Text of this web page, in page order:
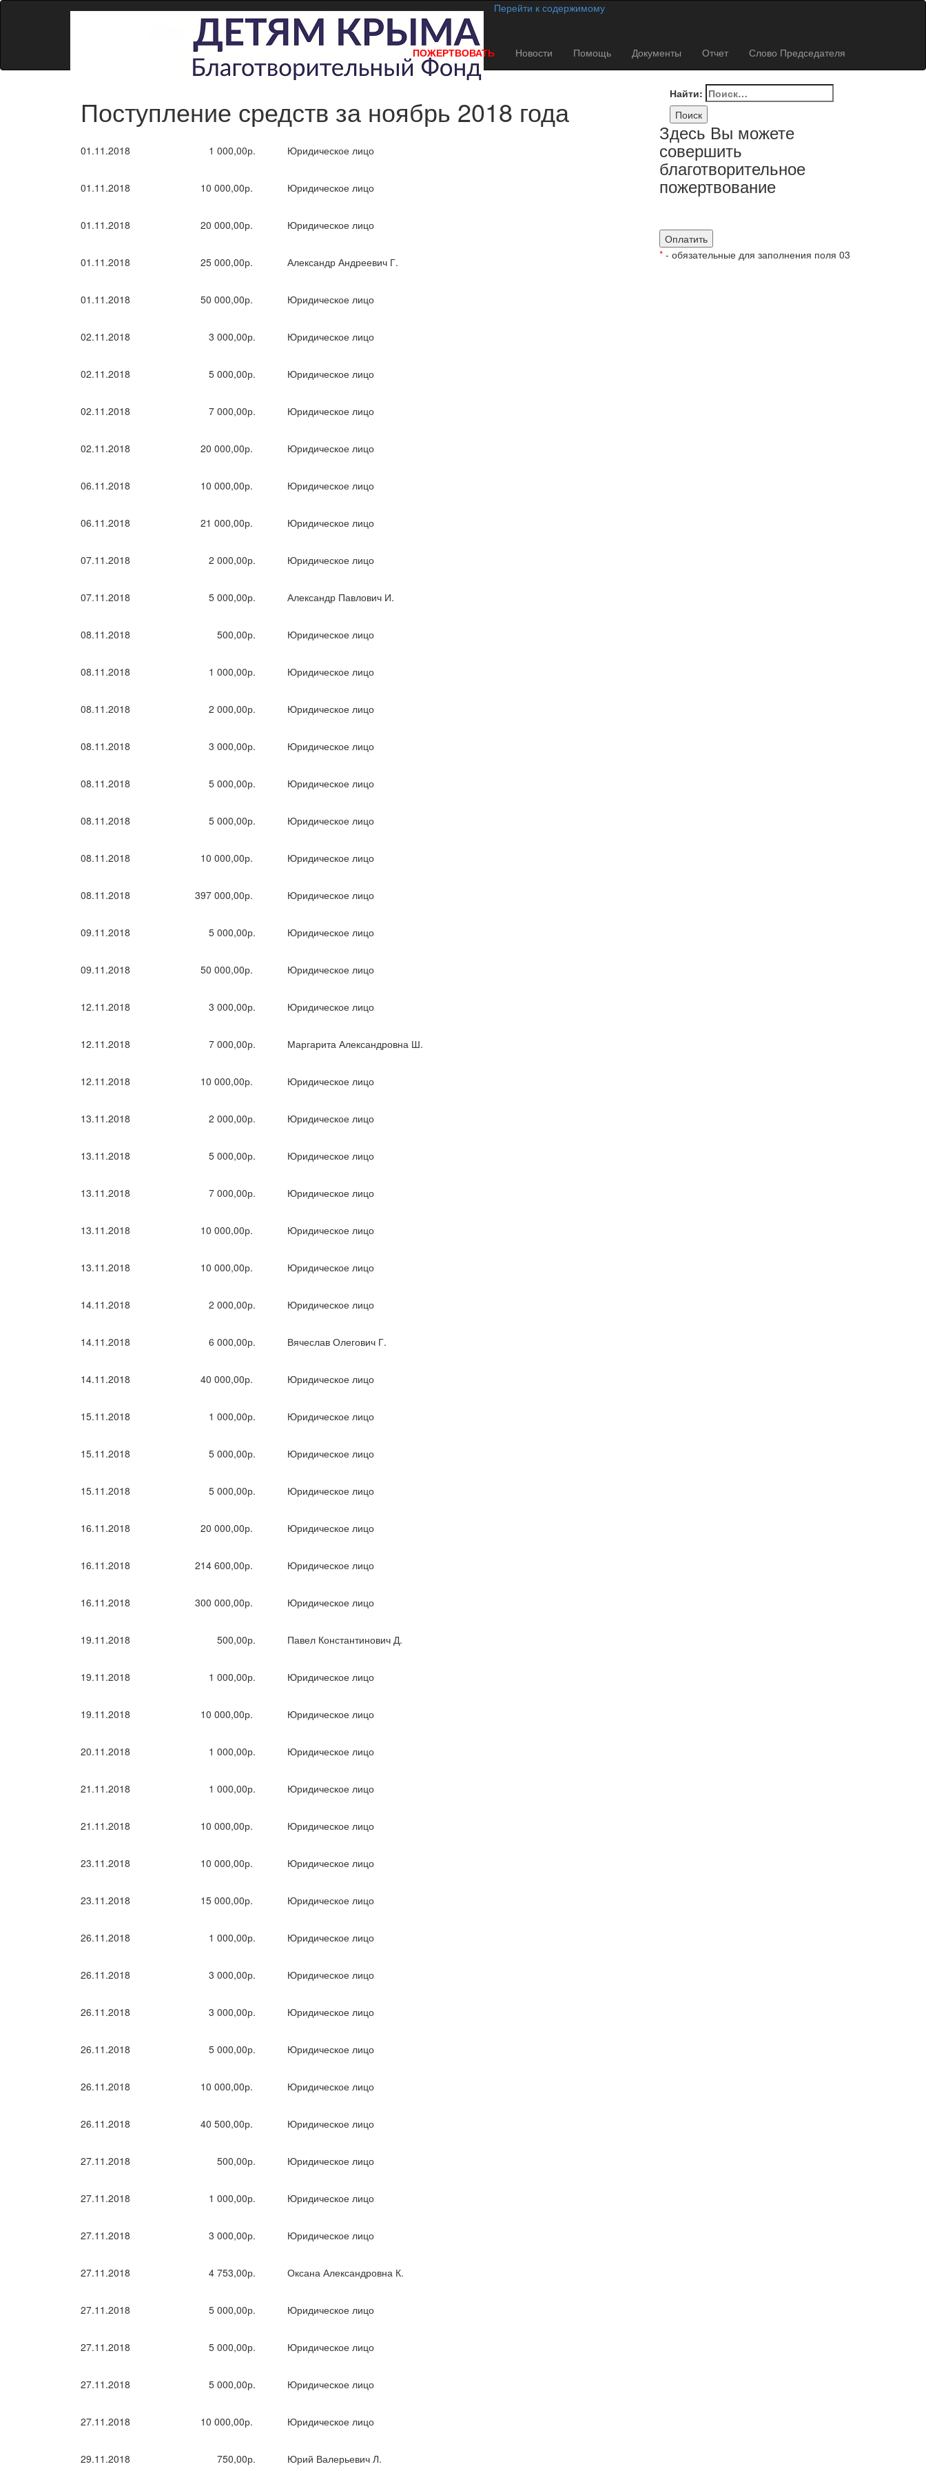
Перейти к содержимому
ПОЖЕРТВОВАТЬ Новости Помощь Документы Отчет Слово Председателя
Поступление средств за ноябрь 2018 года
01.11.2018 1 000,00р. Юридическое лицо
01.11.2018 10 000,00р. Юридическое лицо
01.11.2018 20 000,00р. Юридическое лицо
01.11.2018 25 000,00р. Александр Андреевич Г.
01.11.2018 50 000,00р. Юридическое лицо
02.11.2018 3 000,00р. Юридическое лицо
02.11.2018 5 000,00р. Юридическое лицо
02.11.2018 7 000,00р. Юридическое лицо
02.11.2018 20 000,00р. Юридическое лицо
06.11.2018 10 000,00р. Юридическое лицо
06.11.2018 21 000,00р. Юридическое лицо
07.11.2018 2 000,00р. Юридическое лицо
07.11.2018 5 000,00р. Александр Павлович И.
08.11.2018 500,00р. Юридическое лицо
08.11.2018 1 000,00р. Юридическое лицо
08.11.2018 2 000,00р. Юридическое лицо
08.11.2018 3 000,00р. Юридическое лицо
08.11.2018 5 000,00р. Юридическое лицо
08.11.2018 5 000,00р. Юридическое лицо
08.11.2018 10 000,00р. Юридическое лицо
08.11.2018 397 000,00р. Юридическое лицо
09.11.2018 5 000,00р. Юридическое лицо
09.11.2018 50 000,00р. Юридическое лицо
12.11.2018 3 000,00р. Юридическое лицо
12.11.2018 7 000,00р. Маргарита Александровна Ш.
12.11.2018 10 000,00р. Юридическое лицо
13.11.2018 2 000,00р. Юридическое лицо
13.11.2018 5 000,00р. Юридическое лицо
13.11.2018 7 000,00р. Юридическое лицо
13.11.2018 10 000,00р. Юридическое лицо
13.11.2018 10 000,00р. Юридическое лицо
14.11.2018 2 000,00р. Юридическое лицо
14.11.2018 6 000,00р. Вячеслав Олегович Г.
14.11.2018 40 000,00р. Юридическое лицо
15.11.2018 1 000,00р. Юридическое лицо
15.11.2018 5 000,00р. Юридическое лицо
15.11.2018 5 000,00р. Юридическое лицо
16.11.2018 20 000,00р. Юридическое лицо
16.11.2018 214 600,00р. Юридическое лицо
16.11.2018 300 000,00р. Юридическое лицо
19.11.2018 500,00р. Павел Константинович Д.
19.11.2018 1 000,00р. Юридическое лицо
19.11.2018 10 000,00р. Юридическое лицо
20.11.2018 1 000,00р. Юридическое лицо
21.11.2018 1 000,00р. Юридическое лицо
21.11.2018 10 000,00р. Юридическое лицо
23.11.2018 10 000,00р. Юридическое лицо
23.11.2018 15 000,00р. Юридическое лицо
26.11.2018 1 000,00р. Юридическое лицо
26.11.2018 3 000,00р. Юридическое лицо
26.11.2018 3 000,00р. Юридическое лицо
26.11.2018 5 000,00р. Юридическое лицо
26.11.2018 10 000,00р. Юридическое лицо
26.11.2018 40 500,00р. Юридическое лицо
27.11.2018 500,00р. Юридическое лицо
27.11.2018 1 000,00р. Юридическое лицо
27.11.2018 3 000,00р. Юридическое лицо
27.11.2018 4 753,00р. Оксана Александровна К.
27.11.2018 5 000,00р. Юридическое лицо
27.11.2018 5 000,00р. Юридическое лицо
27.11.2018 5 000,00р. Юридическое лицо
27.11.2018 10 000,00р. Юридическое лицо
29.11.2018 750,00р. Юрий Валерьевич Л.
Найти:
Здесь Вы можете
совершить
благотворительное
пожертвование
* - обязательные для заполнения поля 03